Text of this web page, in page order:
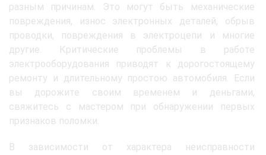
разным причинам. Это могут быть механические
повреждения, износ электронных деталей, обрыв
проводки, повреждения в электроцепи и многие
другие. Критические проблемы в работе
электрооборудования приводят к дорогостоящему
ремонту и длительному простою автомобиля. Если
вы дорожите своим временем и деньгами,
свяжитесь с мастером при обнаружении первых
признаков поломки.
В зависимости от характера неисправности